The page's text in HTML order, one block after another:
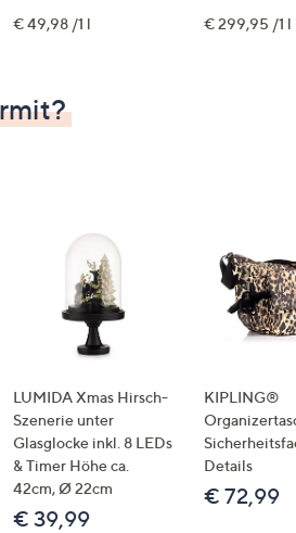
€ 49,98 /1 l € 299,95 /1 l
LUMIDA Xmas Hirsch-
Szenerie unter
Glasglocke inkl. 8 LEDs
& Timer Höhe ca.
42cm, Ø 22cm
€ 39,99
KIPLING®
Details
€ 72,99